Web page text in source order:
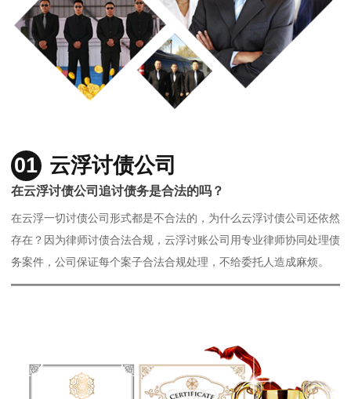
01 云浮讨债公司
在云浮讨债公司追讨债务是合法的吗？
在云浮一切讨债公司形式都是不合法的，为什么云浮讨债公司还依然
存在？因为律师讨债合法合规，云浮讨账公司用专业律师协同处理债
务案件，公司保证每个案子合法合规处理，不给委托人造成麻烦。